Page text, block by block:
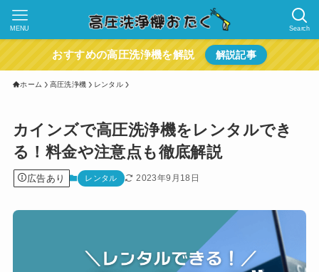
Search
MENU
おすすめの高圧洗浄機を解説 解説記事
ホーム 高圧洗浄機 レンタル
カインズで高圧洗浄機をレンタルでき
る！料金や注意点も徹底解説
広告あり レンタル 2023年9月18日